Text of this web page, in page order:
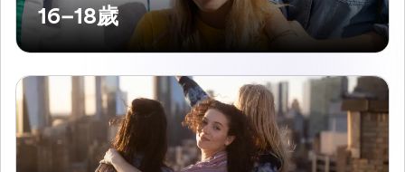
16–18歲